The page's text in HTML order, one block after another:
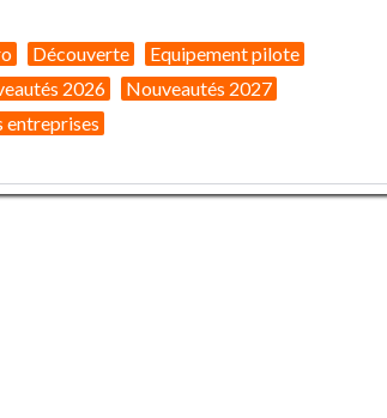
Découverte
Equipement pilote
2026
Nouveautés 2027
entreprises